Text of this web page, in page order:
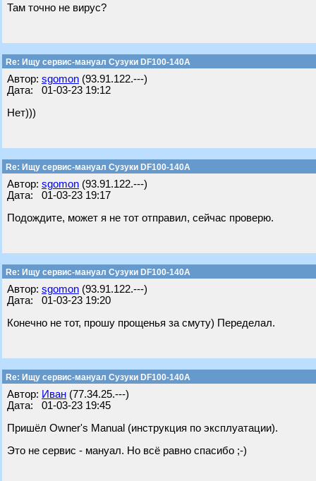
Там точно не вирус?
Re: Ищу сервис-мануал Сузуки DF100-140A
Автор: sgomon (93.91.122.---)
Дата: 01-03-23 19:12
Нет)))
Re: Ищу сервис-мануал Сузуки DF100-140A
Автор: sgomon (93.91.122.---)
Дата: 01-03-23 19:17
Подождите, может я не тот отправил, сейчас проверю.
Re: Ищу сервис-мануал Сузуки DF100-140A
Автор: sgomon (93.91.122.---)
Дата: 01-03-23 19:20
Конечно не тот, прошу прощенья за смуту) Переделал.
Re: Ищу сервис-мануал Сузуки DF100-140A
Автор: Иван (77.34.25.---)
Дата: 01-03-23 19:45
Пришёл Owner's Manual (инструкция по эксплуатации).
Это не сервис - мануал. Но всё равно спасибо ;-)